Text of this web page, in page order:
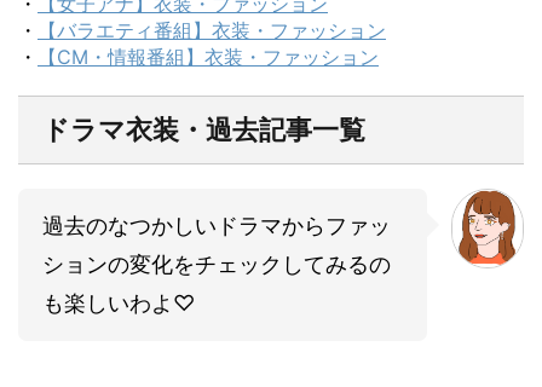
・
【バラエティ番組】衣装・ファッション
・
【CM・情報番組】衣装・ファッション
ドラマ衣装・過去記事一覧
過去のなつかしいドラマからファッ
ションの変化をチェックしてみるの
も楽しいわよ♡